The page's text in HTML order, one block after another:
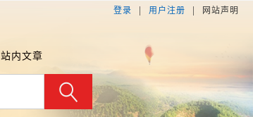
登录 用户注册 网站声明
站内文章